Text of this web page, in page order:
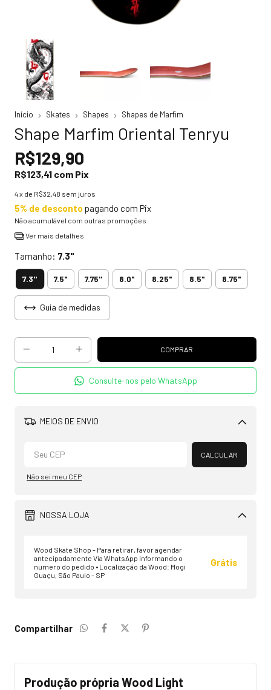
Início Skates Shapes Shapes de Marfim
Shape Marfim Oriental Tenryu
R$129,90
R$123,41 com Pix
4x de R$32,48 sem juros
5% de desconto pagando com Pix
Não acumulável com outras promoções
Ver mais detalhes
Tamanho: 7.3"
7.3" 7.5" 7.75'' 8.0" 8.25" 8.5" 8.75"
Guia de medidas
Consulte-nos pelo WhatsApp
MEIOS DE ENVIO
Alterar CEP
CALCULAR
Não sei meu CEP
NOSSA LOJA
Wood Skate Shop - Para retirar, favor agendar
antecipadamente Via WhatsApp informando o
numero do pedido • Localização da Wood: Mogi
Guaçu, São Paulo - SP
Grátis
Compartilhar
Produção própria Wood Light